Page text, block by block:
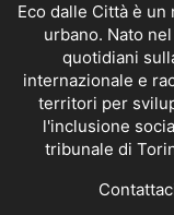
Eco dalle Città è
urbano. Nato
quotidiani
internazionale e
territori per
l'inclusione
tribunale di